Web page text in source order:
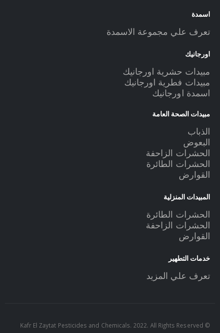
اسمدة
تعرف علي مجموعة الاسمدة
اورجانيك
مبيدات حشرية اورجانيك
مبيدات فطرية اورجانيك
اسمدة اورجانيك
مبيدات الصحة العامة
الذباب
البعوض
الحشرات الزاحفة
الحشرات الطائرة
القوارض
المبيدات المنزلية
الحشرات الطائرة
الحشرات الزاحفة
القوارض
خدمات التطهير
تعرف علي المزيد
© Kafr El Zaytat Pesticides and Chemicals. 2022. All Rights Reserved